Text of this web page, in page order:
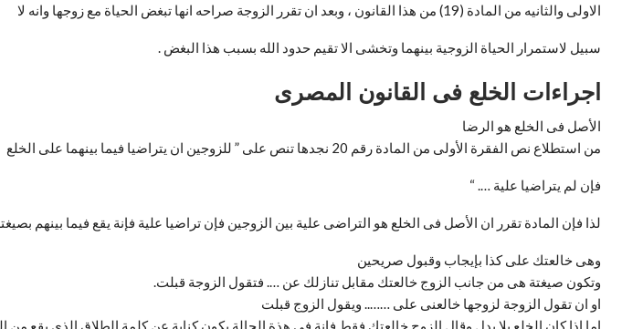
الاولى والثانيه من المادة (19) من هذا القانون ، وبعد ان تقرر الزوجة صراحه انها تبغض الحياة مع زوجها وانه لا
سبيل لاستمرار الحياة الزوجية بينهما وتخشى الا تقيم حدود الله بسبب هذا البغض .
اجراءات الخلع فى القانون المصرى
الأصل فى الخلع هو الرضا
من استطلاع نص الفقرة الأولى من المادة رقم 20 نجدها تنص على ” للزوجين ان يتراضيا فيما بينهما على الخلع
فإن لم يتراضيا علية …. “
لذا فإن المادة تقرر ان الأصل فى الخلع هو التراضى علية بين الزوجين فإن تراضيا علية فإنة يقع فيما بينهم
وهى خالعتك على كذا بإيجاب وقبول صريحين
وتكون صيغتة هى من جانب الزوج خالعتك مقابل تنازلك عن …. فتقول الزوجة قبلت.
او ان تقول الزوجة لزوجها خالعنى على …….. ويقول الزوج قبلت
اما اذا كان الخلع بلا بدل وقال الزوج خالعتك فقط فانة فى هذة الحالة يكون كناية عن كلمة الطلاق الذى يقع من